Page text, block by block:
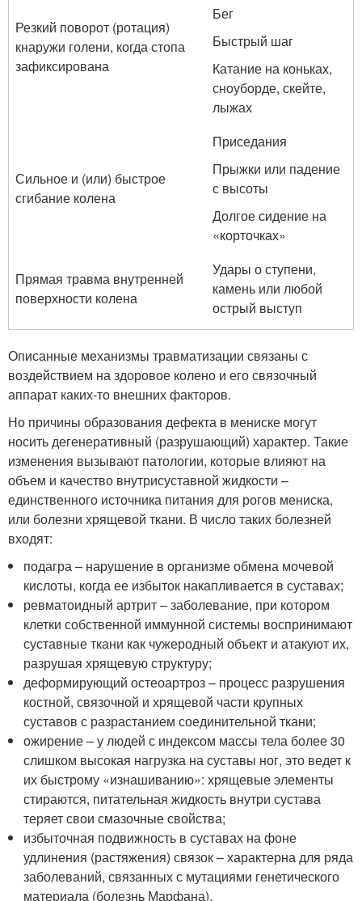
Резкий поворот (ротация)
кнаружи голени, когда стопа
зафиксирована
Бег
Быстрый шаг
Катание на коньках,
сноуборде, скейте,
лыжах
Сильное и (или) быстрое
сгибание колена
Приседания
Прыжки или падение
с высоты
Долгое сидение на
«корточках»
Прямая травма внутренней
поверхности колена
Удары о ступени,
камень или любой
острый выступ
Описанные механизмы травматизации связаны с
воздействием на здоровое колено и его связочный
аппарат каких-то внешних факторов.
Но причины образования дефекта в мениске могут
носить дегенеративный (разрушающий) характер. Такие
изменения вызывают патологии, которые влияют на
объем и качество внутрисуставной жидкости –
единственного источника питания для рогов мениска,
или болезни хрящевой ткани. В число таких болезней
входят:
подагра – нарушение в организме обмена мочевой
кислоты, когда ее избыток накапливается в суставах;
ревматоидный артрит – заболевание, при котором
клетки собственной иммунной системы воспринимают
суставные ткани как чужеродный объект и атакуют их,
разрушая хрящевую структуру;
деформирующий остеоартроз – процесс разрушения
костной, связочной и хрящевой части крупных
суставов с разрастанием соединительной ткани;
ожирение – у людей с индексом массы тела более 30
слишком высокая нагрузка на суставы ног, это ведет к
их быстрому «изнашиванию»: хрящевые элементы
стираются, питательная жидкость внутри сустава
теряет свои смазочные свойства;
избыточная подвижность в суставах на фоне
удлинения (растяжения) связок – характерна для ряда
заболеваний, связанных с мутациями генетического
материала (болезнь Марфана).